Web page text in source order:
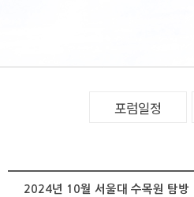
포럼일정
2024년 10월 서울대 수목원 탐방